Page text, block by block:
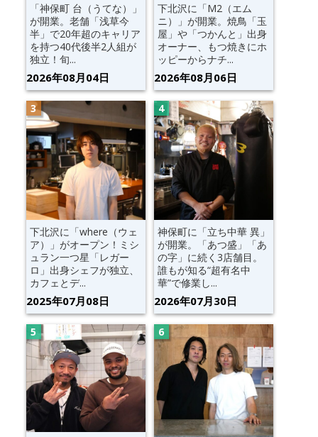
「神保町 台（うてな）」
が開業。老舗「浅草今
半」で20年超のキャリア
を持つ40代後半2人組が
独立！旬...
2026年08月04日
下北沢に「M2（エム
ニ）」が開業。焼鳥「玉
屋」や「つかんと」出身
オーナー、もつ焼きにホ
ッピーからナチ...
2026年08月06日
下北沢に「where（ウェ
ア）」がオープン！ミシ
ュラン一つ星「レガー
ロ」出身シェフが独立、
カフェとデ...
2025年07月08日
神保町に「立ち中華 異」
が開業。「あつ盛」「あ
の字」に続く3店舗目。
誰もが知る“超有名中
華”で修業し...
2026年07月30日